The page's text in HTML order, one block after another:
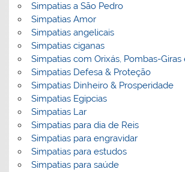
Simpatias a São Pedro
Simpatias Amor
Simpatias angelicais
Simpatias ciganas
Simpatias com Orixás, Pombas-
Simpatias Defesa & Proteção
Simpatias Dinheiro & Prosperidade
Simpatias Egipcias
Simpatias Lar
Simpatias para dia de Reis
Simpatias para engravidar
Simpatias para estudos
Simpatias para saúde